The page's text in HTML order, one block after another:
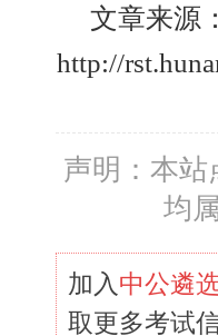
文章来源：
http://
声明：本站
均
加入 中公遴
取更多考试信